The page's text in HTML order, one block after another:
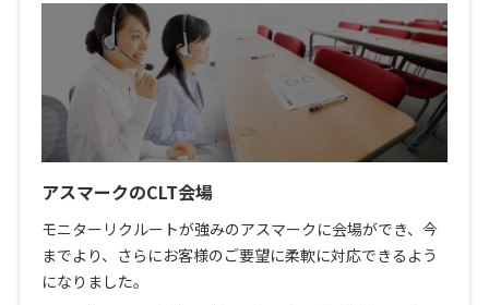
アスマークのCLT会場
モニターリクルートが強みのアスマークに会場ができ、今
までより、さらにお客様のご要望に柔軟に対応できるよう
になりました。